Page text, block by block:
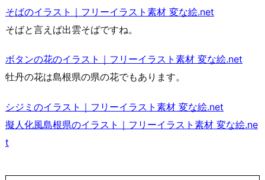
そばのイラスト｜フリーイラスト素材 変な絵.net
そばと言えば出雲そばですね。
ボタンの花のイラスト｜フリーイラスト素材 変な絵.net
牡丹の花は島根県の県の花でもあります。
シジミのイラスト｜フリーイラスト素材 変な絵.net
擬人化風島根県のイラスト｜フリーイラスト素材 変な絵.ne
t